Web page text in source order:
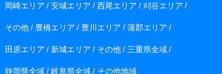
岡崎エリア 安城エリア 西尾エリア 刈谷エリア
その他 豊橋エリア 豊川エリア 蒲郡エリア
田原エリア 新城エリア その他 三重県全域
静岡県全域 岐阜県全域 その他地域